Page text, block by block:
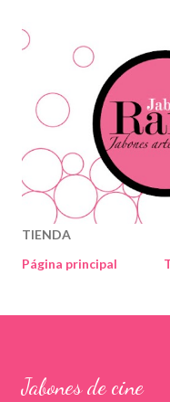
TIENDA
Página principal
Jabones de cine